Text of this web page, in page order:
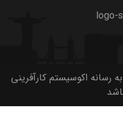
اکوسیستم کارآفرینی